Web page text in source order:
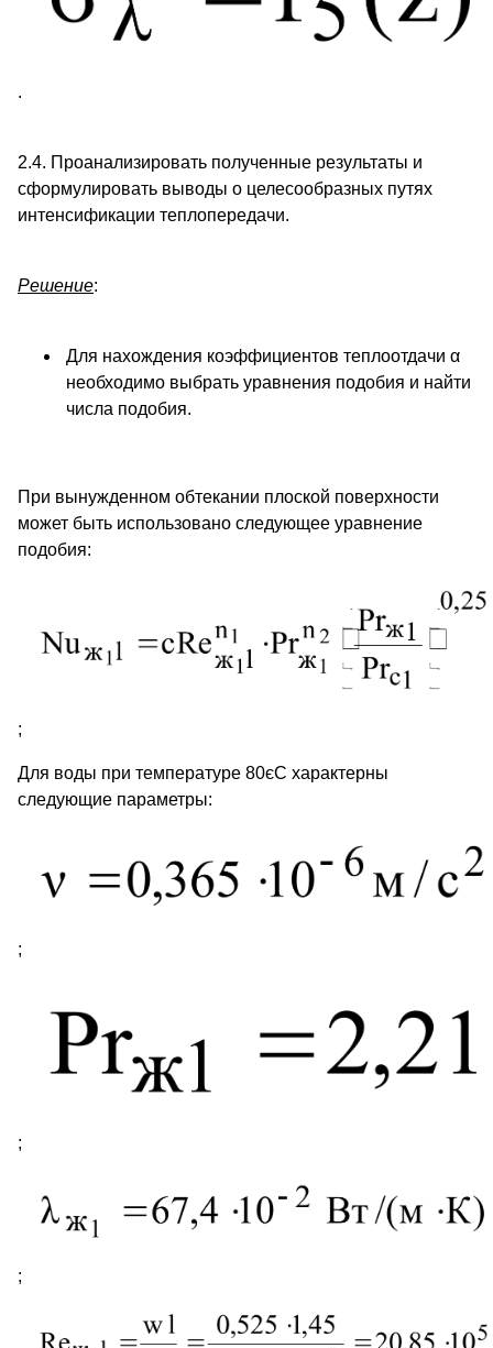
.
2.4. Проанализировать полученные результаты и
сформулировать выводы о целесообразных путях
интенсификации теплопередачи.
Решение:
Для нахождения коэффициентов теплоотдачи α
необходимо выбрать уравнения подобия и найти
числа подобия.
При вынужденном обтекании плоской поверхности
может быть использовано следующее уравнение
подобия:
;
Для воды при температуре 80єС характерны
следующие параметры:
;
;
;